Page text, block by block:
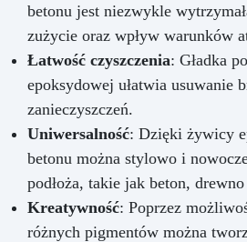
betonu jest niezwykle
zużycie oraz wpływ warunków
Łatwość czyszczenia: Gładka
epoksydowej ułatwia usuwanie
zanieczyszczeń.
Uniwersalność: Dzięki żywicy
betonu można stylowo i
podłoża, takie jak beton,
Kreatywność: Poprzez
różnych pigmentów można